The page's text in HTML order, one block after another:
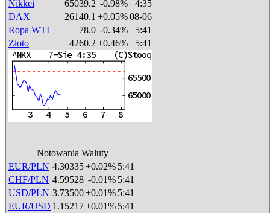
Nikkei
65039.2 -0.98%
4:35
DAX
26140.1 +0.05%08-06
Ropa WTI
78.0 -0.34%
5:41
Złoto
4260.2 +0.46% 5:41
Notowania Waluty
EUR/PLN 4.30335+0.02% 5:41
CHF/PLN 4.59528 -0.01% 5:41
USD/PLN 3.73500+0.01% 5:41
EUR/USD 1.15217+0.01% 5:41